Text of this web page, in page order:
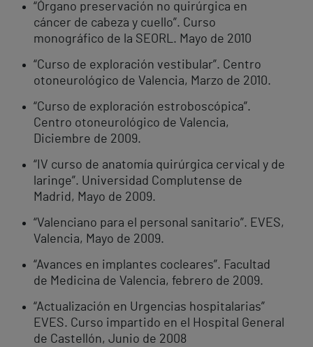
“Órgano preservación no quirúrgica en
cáncer de cabeza y cuello”. Curso
monográfico de la SEORL. Mayo de 2010
“Curso de exploración vestibular”. Centro
otoneurológico de Valencia, Marzo de 2010.
“Curso de exploración estroboscópica”.
Centro otoneurológico de Valencia,
Diciembre de 2009.
“IV curso de anatomía quirúrgica cervical y de
laringe”. Universidad Complutense de
Madrid, Mayo de 2009.
“Valenciano para el personal sanitario”. EVES,
Valencia, Mayo de 2009.
“Avances en implantes cocleares”. Facultad
de Medicina de Valencia, febrero de 2009.
“Actualización en Urgencias hospitalarias”
EVES. Curso impartido en el Hospital General
de Castellón, Junio de 2008